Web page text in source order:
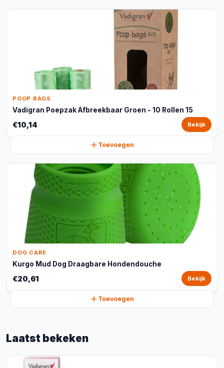
POOP BAGS
Vadigran Poepzak Afbreekbaar Groen - 10 Rollen 15
€10,14 Bekijk
Toevoegen
DOG CARE
Kurgo Mud Dog Draagbare Hondendouche
€20,61 Bekijk
Toevoegen
Laatst bekeken